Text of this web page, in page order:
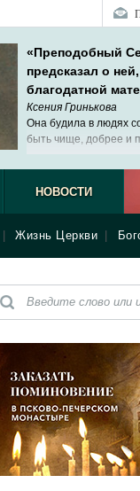
«Преподобный
предсказал о
благодатной
Ксения Гринькова
Она будила в людях
быть чище, добрее и
Жизнь Церкви
НОВОСТИ